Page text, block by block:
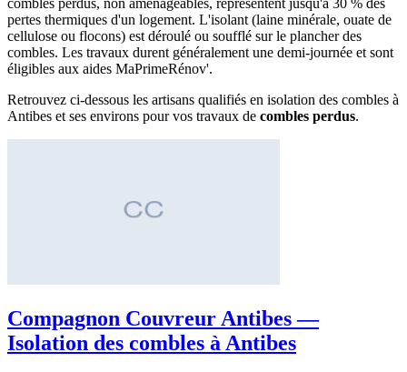
pertes thermiques d'un logement. L'isolant (laine minérale, ouate de
cellulose ou flocons) est déroulé ou soufflé sur le plancher des
combles. Les travaux durent généralement une demi-journée et sont
éligibles aux aides MaPrimeRénov'.
Retrouvez ci-dessous les artisans qualifiés en isolation des combles à
Antibes et ses environs pour vos travaux de combles perdus.
Compagnon Couvreur Antibes —
Isolation des combles à Antibes